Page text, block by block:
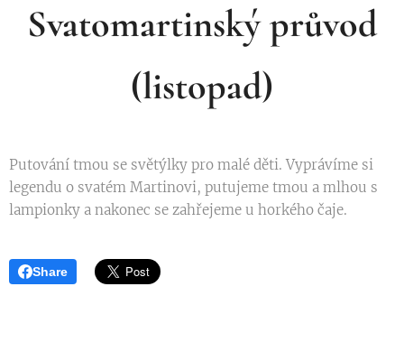
Svatomartinskýprůvod
(listopad)
Putování tmou se světýlky pro malé děti. Vyprávíme si
legendu o svatém Martinovi, putujeme tmou a mlhou s
lampionky a nakonec se zahřejeme u horkého čaje.
Share